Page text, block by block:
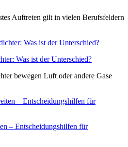
Auftreten gilt in vielen Berufsfeldern
Was ist der Unterschied?
bewegen Luft oder andere Gase
– Entscheidungshilfen für